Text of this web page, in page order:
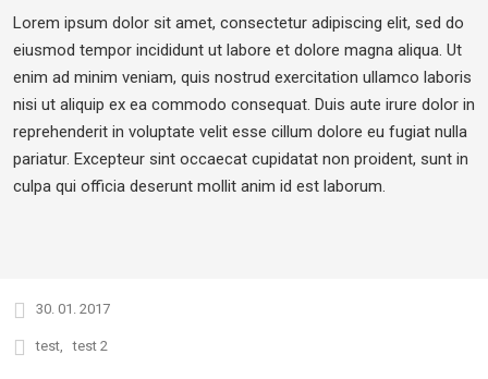
Lorem ipsum dolor sit amet, consectetur adipiscing elit, sed do
eiusmod tempor incididunt ut labore et dolore magna aliqua. Ut
enim ad minim veniam, quis nostrud exercitation ullamco laboris
nisi ut aliquip ex ea commodo consequat. Duis aute irure dolor in
reprehenderit in voluptate velit esse cillum dolore eu fugiat nulla
pariatur. Excepteur sint occaecat cupidatat non proident, sunt in
culpa qui officia deserunt mollit anim id est laborum.
30. 01. 2017
test test 2